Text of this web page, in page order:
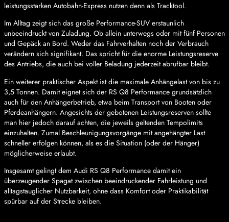
leistungsstarken Autobahn-Express nutzen denn als Tracktool.
Im Alltag zeigt sich das große Performance-SUV erstaunlich
unbeeindruckt von Zuladung. Ob allein unterwegs oder mit fünf Personen
und Gepäck an Bord. Weder das Fahrverhalten noch der Verbrauch
verändern sich signifikant. Das spricht für die enorme Leistungsreserve
des Antriebs, die auch bei voller Beladung jederzeit abrufbar bleibt.
Ein weiterer praktischer Aspekt ist die maximale Anhängelast von bis zu
3,5 Tonnen. Damit eignet sich der RS Q8 Performance grundsätzlich
auch für den Anhängerbetrieb, etwa beim Transport von Booten oder
Pferdeanhängern. Angesichts der gebotenen Leistungsreserven sollte
man hier jedoch darauf achten, die jeweils geltenden Tempolimits
einzuhalten. Zumal Beschleunigungsvorgänge mit angehängter Last
schneller erfolgen können, als es die Situation (oder der Hänger)
möglicherweise erlaubt.
Insgesamt gelingt dem Audi RS Q8 Performance damit ein
überzeugender Spagat zwischen beeindruckender Fahrleistung und
alltagstauglicher Nutzbarkeit, ohne dass Komfort oder Praktikabilität
spürbar auf der Strecke bleiben.